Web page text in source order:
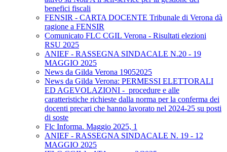
benefici fiscali
FENSIR - CARTA DOCENTE Tribunale di Verona dà
ragione a FENSIR
Comunicato FLC CGIL Verona - Risultati elezioni
RSU 2025
ANIEF - RASSEGNA SINDACALE N.20 - 19
MAGGIO 2025
News da Gilda Verona 19052025
News da Gilda Verona: PERMESSI ELETTORALI
ED AGEVOLAZIONI - procedure e alle
caratteristiche richieste dalla norma per la conferma dei
docenti precari che hanno lavorato nel 2024-25 su posti
di soste
Flc Informa. Maggio 2025, 1
ANIEF - RASSEGNA SINDACALE N. 19 - 12
MAGGIO 2025